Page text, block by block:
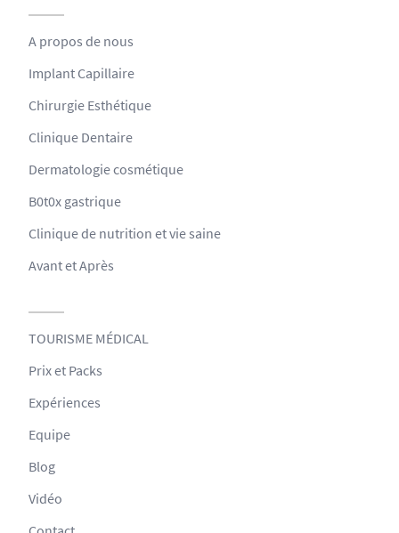
A propos de nous
Implant Capillaire
Chirurgie Esthétique
Clinique Dentaire
Dermatologie cosmétique
B0t0x gastrique
Clinique de nutrition et vie saine
Avant et Après
TOURISME MÉDICAL
Prix et Packs
Expériences
Equipe
Blog
Vidéo